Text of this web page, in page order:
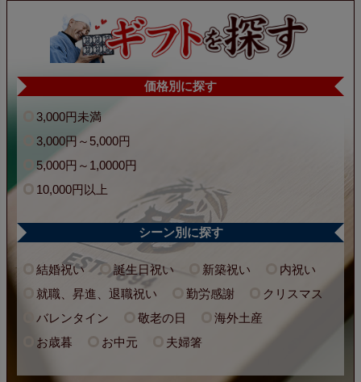
価格別に探す
3,000円未満
3,000円～5,000円
5,000円～1,0000円
10,000円以上
シーン別に探す
結婚祝い 誕生日祝い 新築祝い
内祝い
就職、昇進、退職祝い
勤労感謝
クリスマス
バレンタイン
敬老の日
海外土産
お歳暮
お中元 夫婦箸